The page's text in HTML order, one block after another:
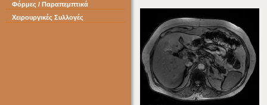
Φόρμες / Παραπεμπτικά
Χειρουργικές Συλλογές